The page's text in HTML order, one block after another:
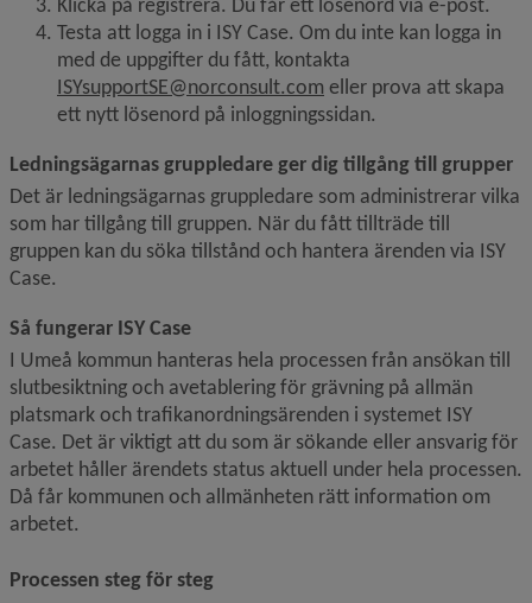
Testa att logga in i ISY Case. Om du inte kan logga in
ISYsupportSE@norconsult.com eller prova att skapa
ett nytt lösenord på inloggningssidan.
Ledningsägarnas gruppledare ger dig tillgång till grupper
Det är ledningsägarnas gruppledare som administrerar vilka
som har tillgång till gruppen. När du fått tillträde till
gruppen kan du söka tillstånd och hantera ärenden via ISY
Case.
Så fungerar ISY Case
I Umeå kommun hanteras hela processen från ansökan till
slutbesiktning och avetablering för grävning på allmän
platsmark och trafikanordningsärenden i systemet ISY
Case. Det är viktigt att du som är sökande eller ansvarig för
arbetet håller ärendets status aktuell under hela processen.
Då får kommunen och allmänheten rätt information om
arbetet.
Processen steg för steg